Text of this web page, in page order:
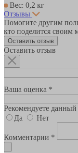
Вес: 0,2 кг
Отзывы
Помогите другим
кто поделится своим
Оставить отзыв
Оставить отзыв
Ваша оценка *
Рекомендуете данный
Да
Нет
Комментарии *